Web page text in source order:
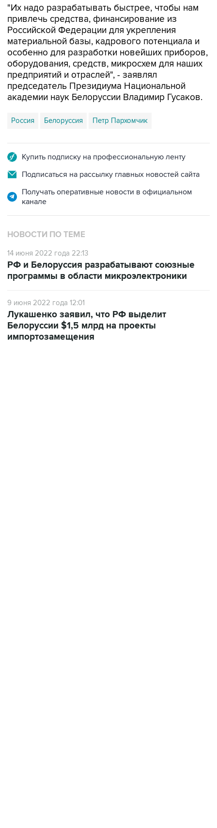
"Их надо разрабатывать быстрее, чтобы нам
привлечь средства, финансирование из
Российской Федерации для укрепления
материальной базы, кадрового потенциала и
особенно для разработки новейших приборов,
оборудования, средств, микросхем для наших
предприятий и отраслей", - заявлял
председатель Президиума Национальной
академии наук Белоруссии Владимир Гусаков.
Россия Белоруссия Петр Пархомчик
Купить подписку на профессиональную ленту
Подписаться на рассылку главных новостей сайта
Получать оперативные новости в официальном
канале
НОВОСТИ ПО ТЕМЕ
14 июня 2022 года 22:13
РФ и Белоруссия разрабатывают союзные
программы в области микроэлектроники
9 июня 2022 года 12:01
Лукашенко заявил, что РФ выделит
Белоруссии $1,5 млрд на проекты
импортозамещения